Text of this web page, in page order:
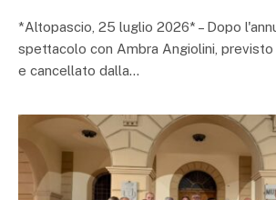
*Altopascio, 25 luglio 2026* – Dopo
spettacolo con Ambra Angiolini,
e cancellato dalla…